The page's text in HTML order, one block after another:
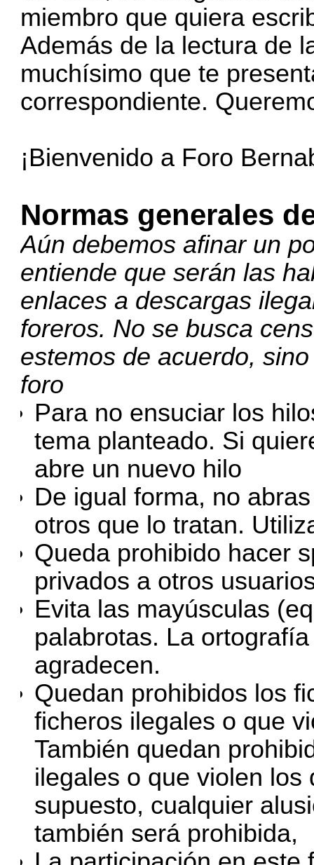
miembro que quiera
Además de la lectura de
muchísimo que te
correspondiente.
¡Bienvenido a Foro
Normas generales
Aún debemos afinar un
entiende que serán las
enlaces a descargas
foreros. No se busca
estemos de acuerdo,
foro
Para no ensuciar los
tema planteado. Si
abre un nuevo hilo
De igual forma, no
otros que lo tratan.
Queda prohibido hacer
privados a otros
Evita las mayúsculas
palabrotas. La
agradecen.
Quedan prohibidos los
ficheros ilegales o que
También quedan
ilegales o que violen los
supuesto, cualquier
también será prohibida,